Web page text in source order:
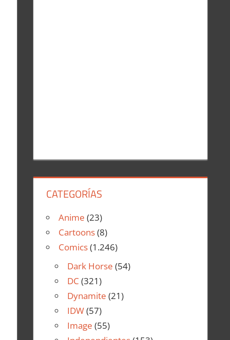
CATEGORÍAS
Anime (23)
Cartoons(8)
Comics(1.246)
Dark Horse (54)
DC (321)
Dynamite (21)
IDW(57)
Image (55)